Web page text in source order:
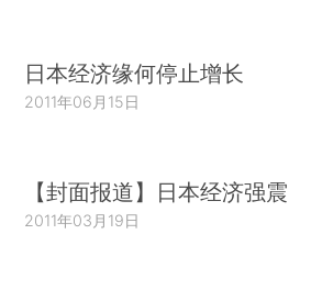
日本经济缘何停止增长
2011年06月15日
【封面报道】日本经济强震
2011年03月19日